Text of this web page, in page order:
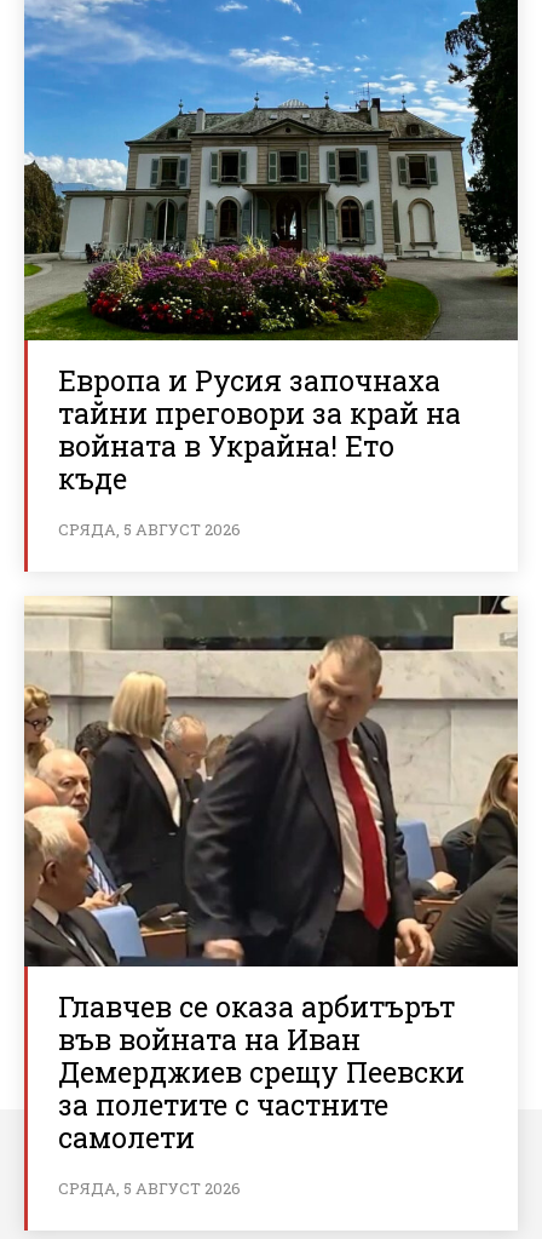
Европа и Русия започнаха
тайни преговори за край на
войната в Украйна! Ето
къде
СРЯДА, 5 АВГУСТ 2026
Главчев се оказа арбитърът
във войната на Иван
Демерджиев срещу Пеевски
за полетите с частните
самолети
СРЯДА, 5 АВГУСТ 2026